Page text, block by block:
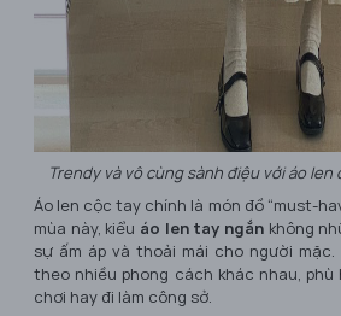
Trendy và vô cùng sành điệu với áo len
Áo len cộc tay chính là món đồ “must-
mùa này, kiểu áo len tay ngắn không
sự ấm áp và thoải mái cho người
theo nhiều phong cách khác nhau,
chơi hay đi làm công sở.